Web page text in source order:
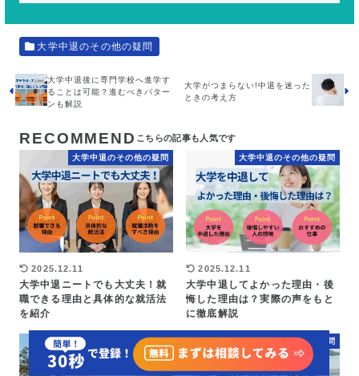
大学中退のその他の疑問
大学中退後に専門学校へ進学す
ることは可能？進むべきパター
ンも解説
大学がつまらない!中退を迷った
ときの考え方
RECOMMEND
大学中退のその他の疑問
2025.12.11
大学中退ニートでも大丈夫！就
職できる理由と具体的な就活法
を紹介
大学中退のその他の疑問
2025.12.11
大学中退してよかった理由・後
悔した理由は？実際の声をもと
に徹底解説
大学中退のその他の疑問 大学中退のその他の疑問